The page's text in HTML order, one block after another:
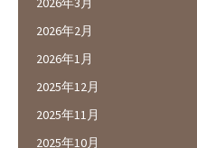
2026年2月
2026年1月
2025年12月
2025年11月
2025年10月